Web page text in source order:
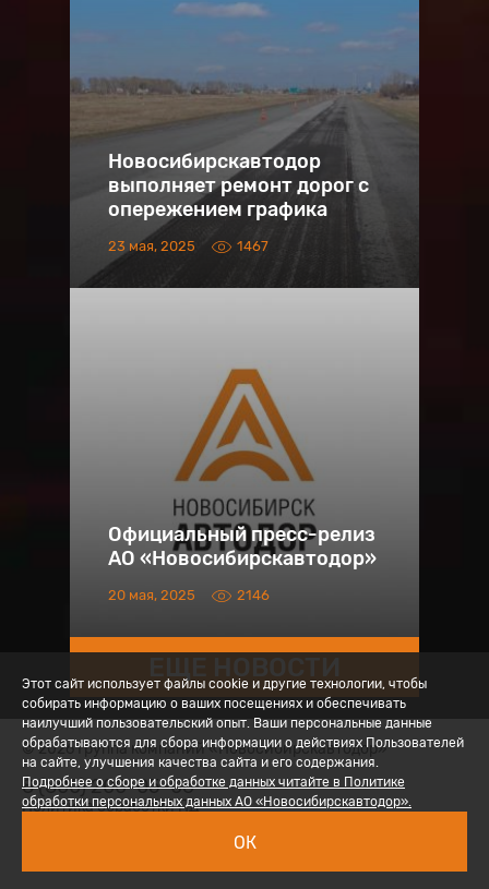
Новосибирскавтодор
выполняет ремонт дорог с
опережением графика
23 мая, 2025 1467
Официальный пресс-релиз
АО «Новосибирскавтодор»
20 мая, 2025 2146
© 2026 Группа компаний «Новосибирскавтодор»
8 (800) 200-05-06
Политика обработки ПД
Этот сайт использует файлы cookie и другие технологии, чтобы
собирать информацию о ваших посещениях и обеспечивать
наилучший пользовательский опыт. Ваши персональные данные
обрабатываются для сбора информации о действиях Пользователей
на сайте, улучшения качества сайта и его содержания.
Подробнее о сборе и обработке данных читайте в Политике
обработки персональных данных АО «Новосибирскавтодор».
ОК